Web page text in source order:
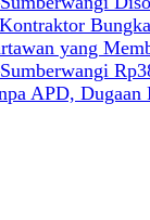
yang
APD, Dugaan